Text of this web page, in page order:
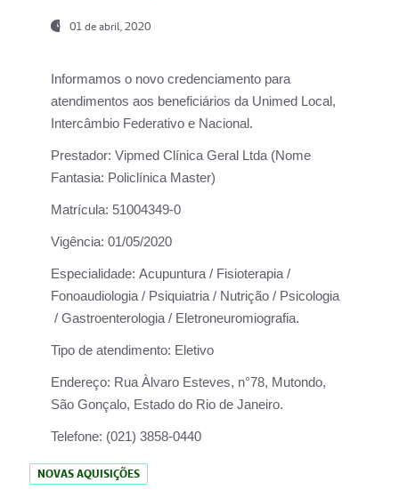
01 de abril, 2020
Informamos o novo credenciamento para
atendimentos aos beneficiários da Unimed Local,
Intercâmbio Federativo e Nacional.
Prestador: Vipmed Clínica Geral Ltda (Nome
Fantasia: Policlínica Master)
Matrícula: 51004349-0
Vigência: 01/05/2020
Especialidade: Acupuntura / Fisioterapia /
Fonoaudiologia / Psiquiatria / Nutrição / Psicologia
/ Gastroenterologia / Eletroneuromiografia.
Tipo de atendimento: Eletivo
Endereço: Rua Àlvaro Esteves, n°78, Mutondo,
São Gonçalo, Estado do Rio de Janeiro.
Telefone: (021) 3858-0440
NOVAS AQUISIÇÕES